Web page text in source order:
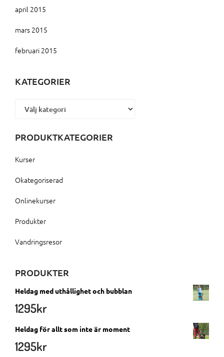
april 2015
mars 2015
februari 2015
KATEGORIER
Kategorier
PRODUKTKATEGORIER
Kurser
Okategoriserad
Onlinekurser
Produkter
Vandringsresor
PRODUKTER
Heldag med uthållighet och bubblan
1295kr
Heldag för allt som inte är moment
1295kr